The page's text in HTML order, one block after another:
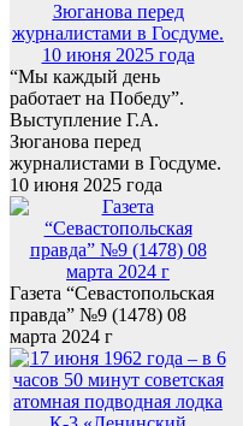
“Мы каждый день
работает на Победу”.
Выступление Г.А.
Зюганова перед
журналистами в Госдуме.
10 июня 2025 года
Газета “Севастопольская
правда” №9 (1478) 08
марта 2024 г